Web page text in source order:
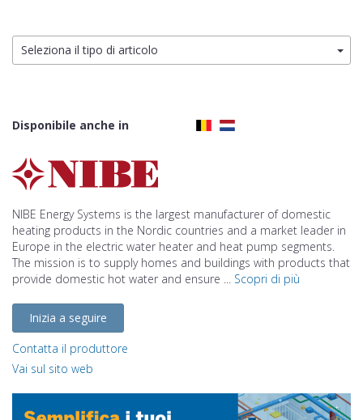
Seleziona il tipo di articolo
Disponibile anche in
NIBE Energy Systems is the largest manufacturer of domestic
heating products in the Nordic countries and a market leader in
Europe in the electric water heater and heat pump segments.
The mission is to supply homes and buildings with products that
provide domestic hot water and ensure ... Scopri di più
Inizia a seguire
Contatta il produttore
Vai sul sito web